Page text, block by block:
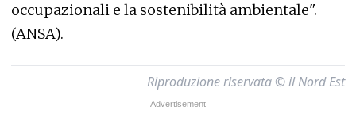
occupazionali e la sostenibilità ambientale".
(ANSA).
Riproduzione riservata © il Nord Est